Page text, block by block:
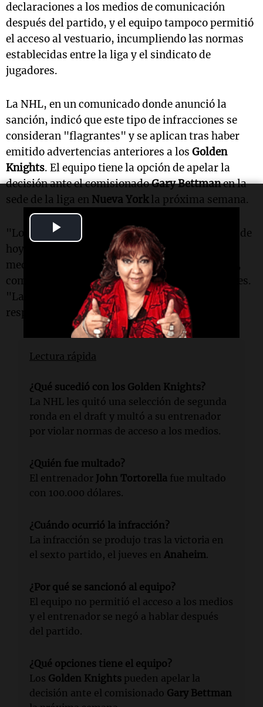
Video
declaraciones a los medios de comunicación
después del partido, y el equipo tampoco permitió
el acceso al vestuario, incumpliendo las normas
establecidas entre la liga y el sindicato de
jugadores.
La NHL, en un comunicado donde anunció la
sanción, indicó que este tipo de infracciones se
consideran "flagrantes" y se aplican tras haber
emitido advertencias anteriores a los Golden
Knights. El equipo tiene la opción de apelar la
decisión ante el comisionadoGary Bettmanen la
sede de la liga en Nueva Yorkla próxima semana.
"Los Golden Knights
están al tanto del anuncio de
hoy de la NHL sobre la disponibilidad para los
medios después del sexto partido en
",
comunicó el equipo a través de sus redes sociales.
"La organización no hará más comentarios al
respecto".
Lectura rápida
¿Qué sucedió con los Golden Knights?
La NHL les quitó una selección de segunda
ronda en el draft y multó a su entrenador
por violar normas de acceso a los medios.
¿Quién fue multado?
El entrenador John Tortorella fue multado
con 100.000 dólares.
¿Cuándo ocurrió la infracción?
La infracción se produjo tras la victoria en
el sexto partido, el jueves en Anaheim.
¿Por qué se sancionó al equipo?
El equipo no permitió el acceso a los medios
y el entrenador se negó a hablar después
del partido.
¿Qué opciones tiene el equipo?
Los Golden Knights pueden apelar la
decisión ante el comisionado Gary Bettman